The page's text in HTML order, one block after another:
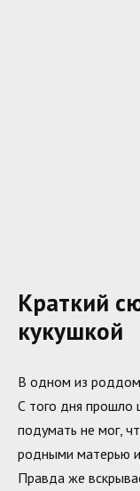
Краткий
кукушкой
В одном из
С того дня прошло
подумать не мог,
родными матерью
Правда же